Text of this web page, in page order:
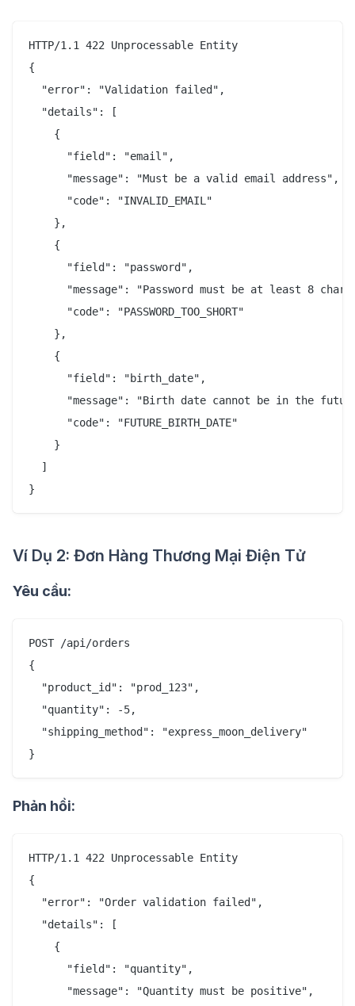
HTTP/1.1 422 Unprocessable Entity
{
  "error": "Validation failed",
  "details": [
    {
      "field": "email",
      "message": "Must be a valid email address",
      "code": "INVALID_EMAIL"
    },
    {
      "field": "password",
"message": "Password must be at least 8
      "code": "PASSWORD_TOO_SHORT"
    },
    {
      "field": "birth_date",
"message": "Birth date cannot be in the
      "code": "FUTURE_BIRTH_DATE"
    }
  ]
Ví Dụ 2: Đơn Hàng Thương Mại Điện Tử
Yêu cầu:
POST /api/orders
{
  "product_id": "prod_123",
  "quantity": -5,
  "shipping_method": "express_moon_delivery"
Phản hồi:
HTTP/1.1 422 Unprocessable Entity
{
  "error": "Order validation failed",
  "details": [
    {
      "field": "quantity",
      "message": "Quantity must be positive",